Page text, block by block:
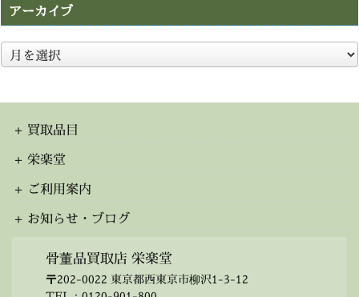
アーカイブ
ア
ー
イ
買取品目
栄楽堂
ご利用案内
お知らせ・ブログ
骨董品買取店 栄楽堂
〒202-0022 東京都西東京市柳沢1-3-12